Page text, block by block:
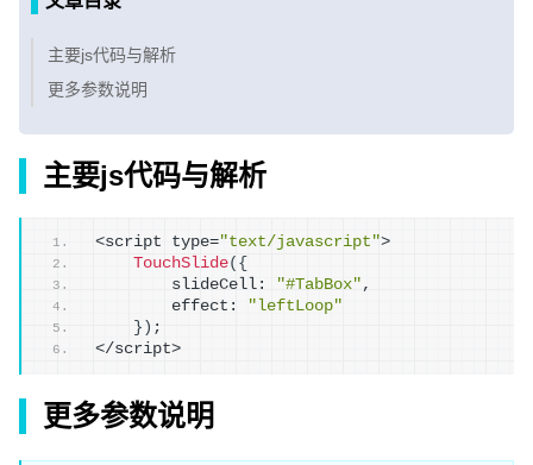
主要js代码与解析
更多参数说明
主要js代码与解析
<script type="text/javascript">
TouchSlide( {
        slideCell:
"#TabBox" ,
        effect:
"leftLoop"
} ) ;
</script>
更多参数说明